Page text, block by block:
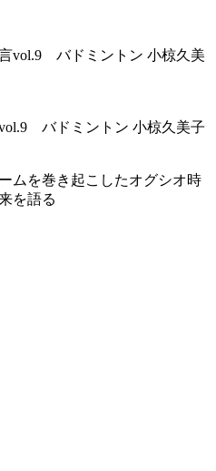
バドミントン 小椋久美子
ムを巻き起こしたオグシオ時
を語る